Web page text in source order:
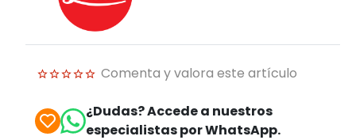
Comenta y valora este artículo
¿Dudas? Accede a nuestros
especialistas por WhatsApp.